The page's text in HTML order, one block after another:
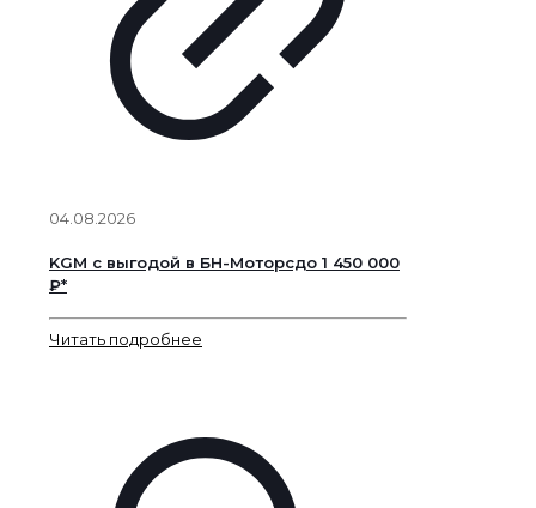
04.08.2026
KGM с выгодой в БН-Моторсдо 1 450 000
₽*
Читать подробнее